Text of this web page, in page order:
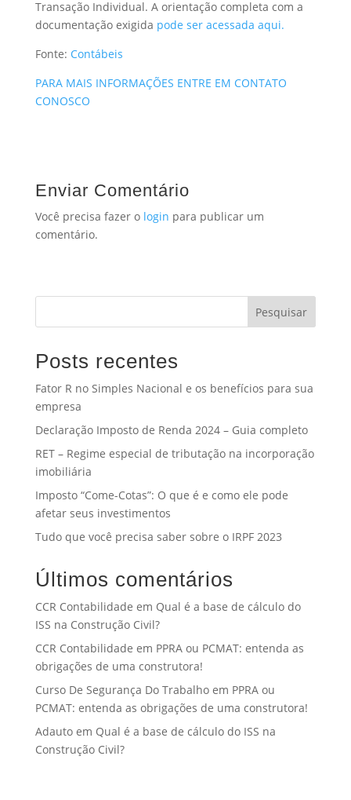
Transação Individual. A orientação completa com a
documentação exigida pode ser acessada aqui.
Fonte: Contábeis
PARA MAIS INFORMAÇÕES ENTRE EM CONTATO
CONOSCO
Enviar Comentário
Você precisa fazer o login para publicar um
comentário.
Pesquisar
Posts recentes
Fator R no Simples Nacional e os benefícios para sua
empresa
Declaração Imposto de Renda 2024 – Guia completo
RET – Regime especial de tributação na incorporação
imobiliária
Imposto “Come-Cotas”: O que é e como ele pode
afetar seus investimentos
Tudo que você precisa saber sobre o IRPF 2023
Últimos comentários
CCR Contabilidade em Qual é a base de cálculo do
ISS na Construção Civil?
CCR Contabilidade em PPRA ou PCMAT: entenda as
obrigações de uma construtora!
Curso De Segurança Do Trabalhoem PPRA ou
PCMAT: entenda as obrigações de uma construtora!
Adautoem Qual é a base de cálculo do ISS na
Construção Civil?